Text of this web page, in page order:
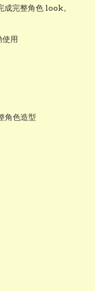
完整角色 look。
用
角色造型